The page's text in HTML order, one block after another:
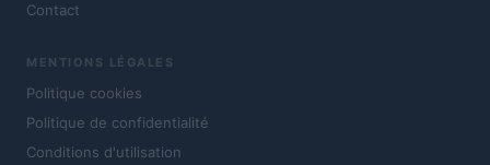
Contact
MENTIONS LÉGALES
Politique cookies
Politique de confidentialité
Conditions d'utilisation